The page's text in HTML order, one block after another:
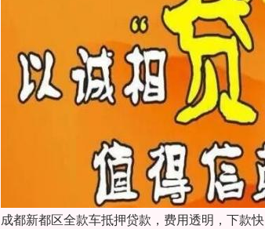
成都新都区全款车抵押贷款，费用透明，下款快